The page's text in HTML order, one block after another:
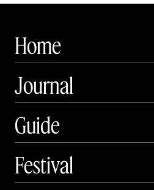
Home
Journal
Guide
Festival